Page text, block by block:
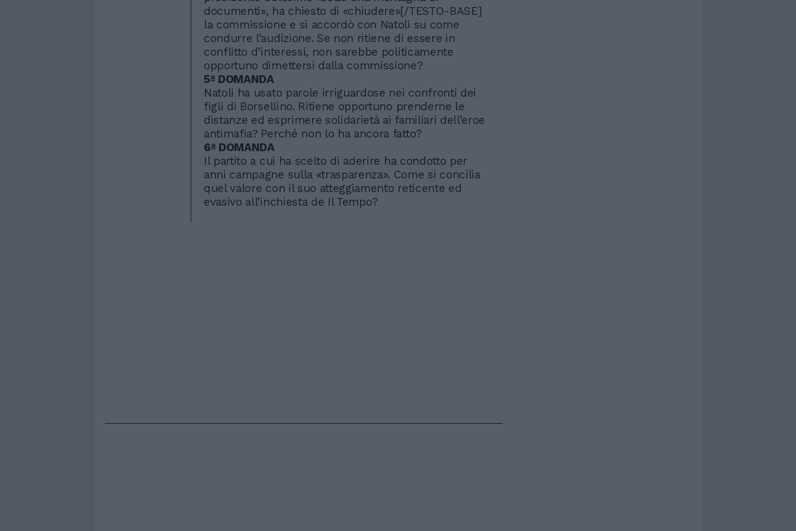
documenti», ha chiesto di «chiudere»[/TESTO-BASE]
la commissione e si accordò con Natoli su come
condurre l’audizione. Se non ritiene di essere in
conflitto d’interessi, non sarebbe politicamente
opportuno dimettersi dalla commissione?
5ª DOMANDA
Natoli ha usato parole irriguardose nei confronti dei
figli di Borsellino. Ritiene opportuno prenderne le
distanze ed esprimere solidarietà ai familiari dell’eroe
antimafia? Perché non lo ha ancora fatto?
6ª DOMANDA
Il partito a cui ha scelto di aderire ha condotto per
anni campagne sulla «trasparenza». Come si concilia
quel valore con il suo atteggiamento reticente ed
evasivo all’inchiesta de Il Tempo?